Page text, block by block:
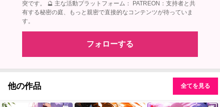
突です。 🔮 主な活動プラットフォーム： PATREON：支持者と共
有する秘密の庭、もっと親密で直接的なコンテンツが待っていま
す。
フォローする
他の作品 全てを見る